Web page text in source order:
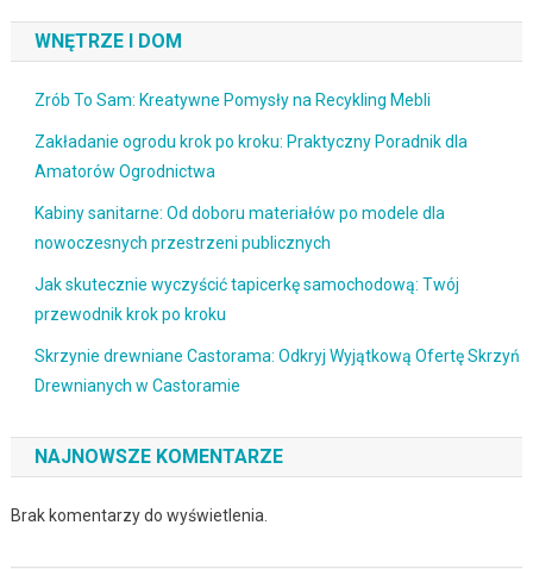
WNĘTRZE I DOM
Zrób To Sam: Kreatywne Pomysły na Recykling Mebli
Zakładanie ogrodu krok po kroku: Praktyczny Poradnik dla
Amatorów Ogrodnictwa
Kabiny sanitarne: Od doboru materiałów po modele dla
nowoczesnych przestrzeni publicznych
Jak skutecznie wyczyścić tapicerkę samochodową: Twój
przewodnik krok po kroku
Skrzynie drewniane Castorama: Odkryj Wyjątkową Ofertę Skrzyń
Drewnianych w Castoramie
NAJNOWSZE KOMENTARZE
Brak komentarzy do wyświetlenia.